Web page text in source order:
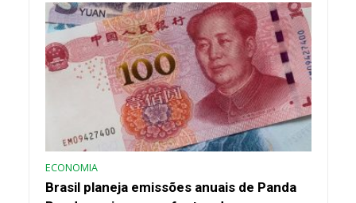
ECONOMIA
Brasil planeja emissões anuais de Panda